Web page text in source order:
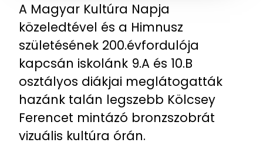
A Magyar Kultúra Napja
közeledtével és a Himnusz
születésének 200.évfordulója
kapcsán iskolánk 9.A és 10.B
osztályos diákjai meglátogatták
hazánk talán legszebb Kölcsey
Ferencet mintázó bronzszobrát
vizuális kultúra órán.